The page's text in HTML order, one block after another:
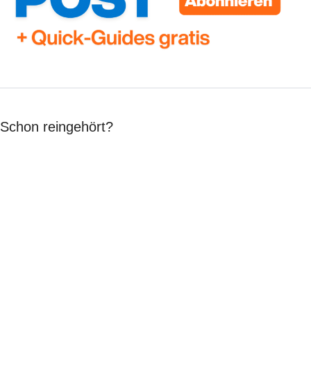
Schon reingehört?